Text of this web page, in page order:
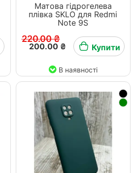
Матова гідрогелева
плівка SKLO для Redmi
Note 9S
220.00 ₴
200.00 ₴ Купити
В наявності